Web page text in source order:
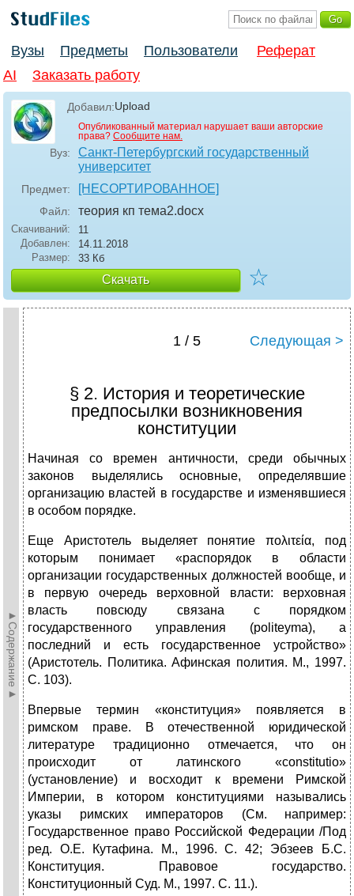
Вузы Предметы Пользователи
Реферат
AI
Заказать работу
Добавил:Upload
Опубликованный материал нарушает ваши авторские
права? Сообщите нам.
Вуз:
Санкт-Петербургский государственный
университет
Предмет: [НЕСОРТИРОВАННОЕ]
Файл: теория кп тема2.docx
Скачиваний:
11
Добавлен:
14.11.2018
Размер:
33 Кб
Скачать ☆
►Содержание►
1 / 5 Следующая >
§ 2. История и теоретические
предпосылки возникновения
конституции
Начиная со времен античности, среди обычных
законов выделялись основные, определявшие
организацию властей в государстве и изменявшиеся
в особом порядке.
Еще Аристотель выделяет понятие πολιτεία, под
которым понимает «распорядок в области
организации государственных должностей вообще, и
в первую очередь верховной власти: верховная
власть повсюду связана с порядком
государственного управления (politeyma), а
последний и есть государственное устройство»
(Аристотель. Политика. Афинская полития. М., 1997.
С. 103).
Впервые термин «конституция» появляется в
римском праве. В отечественной юридической
литературе традиционно отмечается, что он
происходит от латинского «constitutio»
(установление) и восходит к времени Римской
Империи, в котором конституциями назывались
указы римских императоров (См. например:
Государственное право Российской Федерации /Под
ред. О.Е. Кутафина. М., 1996. С. 42; Эбзеев Б.С.
Конституция. Правовое государство.
Конституционный Суд. М., 1997. С. 11.).